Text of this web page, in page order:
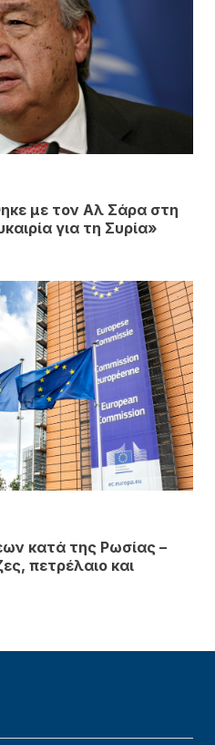
με τον Αλ Σάρα στη
για τη Συρία»
κατά της Ρωσίας –
πετρέλαιο και